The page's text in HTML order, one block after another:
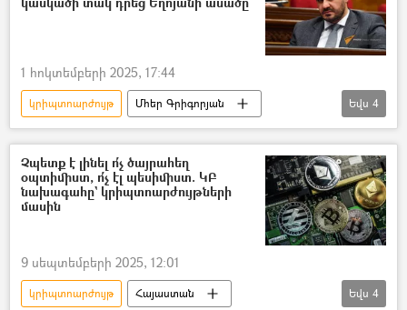
1 հոկտեմբերի 2025, 17:44
կրիպտոարժույթ
Մհեր Գրիգորյան
Բիթքոին
Արման Եղոյան
ՀՀ կառավարություն
ԱԺ (Ազգային ժողով)
Եվս 4
Չպետք է լինել ո՛չ ծայրահեղ
օպտիմիստ, ո՛չ էլ պեսիմիստ. ԿԲ
նախագահը` կրիպտոարժույթների
մասին
9 սեպտեմբերի 2025, 12:01
կրիպտոարժույթ
Հայաստան
Եվս 4